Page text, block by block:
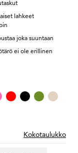
lahkeet
joka suuntaan
ei ole erillinen
Kokotaulukko